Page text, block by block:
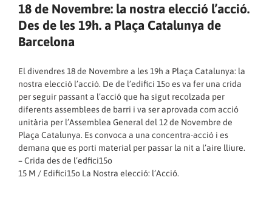
18 de Novembre: la nostra elecció l’acció.
Des de les 19h. a Plaça Catalunya de
Barcelona
El divendres 18 de Novembre a les 19h a Plaça Catalunya: la
nostra elecció l’acció. De de l’edifici 15o es va fer una crida
per seguir passant a l’acció que ha sigut recolzada per
diferents assemblees de barri i va ser aprovada com acció
unitària per l’Assemblea General del 12 de Novembre de
Plaça Catalunya. Es convoca a una concentra-acció i es
demana que es porti material per passar la nit a l’aire lliure.
– Crida des de l’edfici15o
15 M / Edifici15o La Nostra elecció: l’Acció.